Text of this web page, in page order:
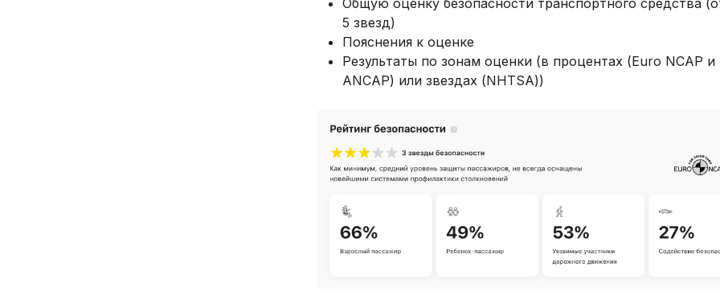
5 звезд)
Пояснения к оценке
Результаты по зонам оценки (в процентах (Euro NCAP и
ANCAP) или звездах (NHTSA))